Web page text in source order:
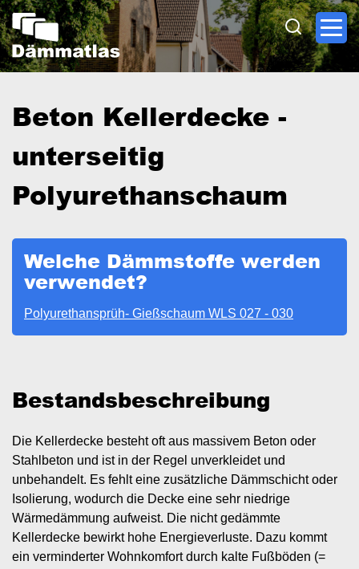
Direkt
zum
Inhalt
Beton Kellerdecke -
unterseitig
Polyurethanschaum
Welche Dämmstoffe werden
verwendet?
Polyurethansprüh- Gießschaum WLS 027 - 030
Bestandsbeschreibung
Die Kellerdecke besteht oft aus massivem Beton oder
Stahlbeton und ist in der Regel unverkleidet und
unbehandelt. Es fehlt eine zusätzliche Dämmschicht oder
Isolierung, wodurch die Decke eine sehr niedrige
Wärmedämmung aufweist. Die nicht gedämmte
Kellerdecke bewirkt hohe Energieverluste. Dazu kommt
ein verminderter Wohnkomfort durch kalte Fußböden (=